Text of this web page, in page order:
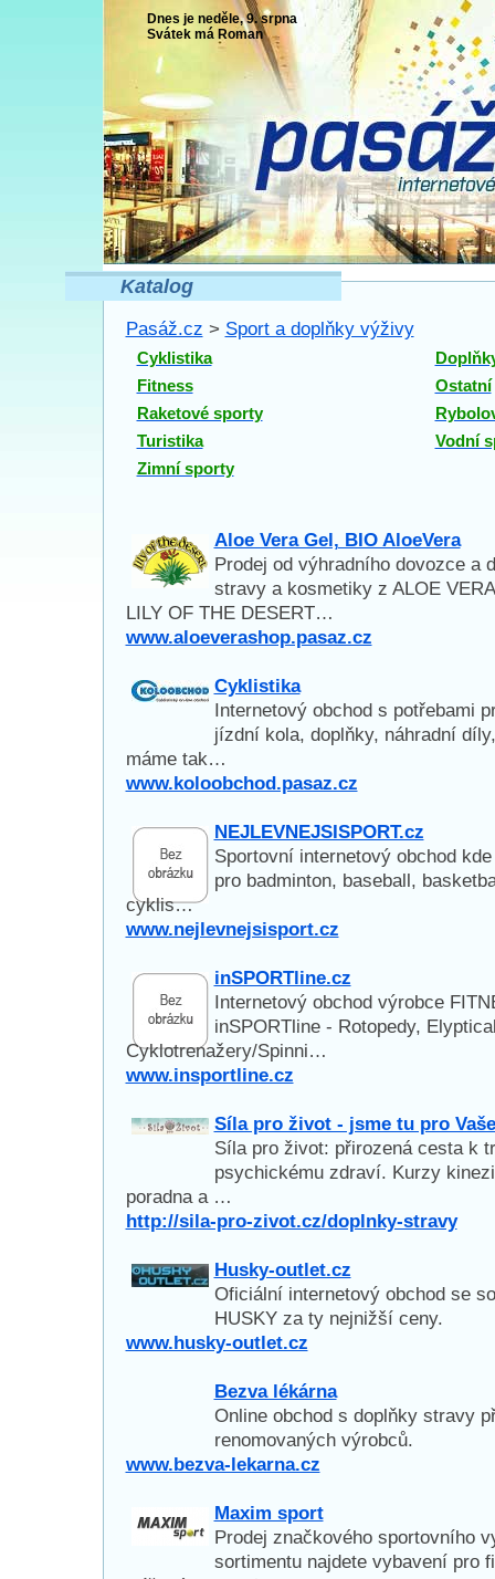
Dnes je neděle, 9. srpna
Svátek má Roman
Katalog
Pasáž.cz > Sport a doplňky výživy
Cyklistika
Fitness
Ostatní
Raketové sporty
Turistika
Vodní
Zimní sporty
Aloe Vera Gel, BIO AloeVera
Prodej od výhradního dovozce a
stravy a kosmetiky z ALOE
LILY OF THE DESERT…
www.aloeverashop.pasaz.cz
Cyklistika
Internetový obchod s potřebami
jízdní kola, doplňky, náhradní
máme tak…
www.koloobchod.pasaz.cz
NEJLEVNEJSISPORT.cz
Sportovní internetový obchod
pro badminton, baseball,
cyklis…
www.nejlevnejsisport.cz
inSPORTline.cz
Internetový obchod výrobce
inSPORTline - Rotopedy,
Cyklotrenažery/Spinni…
www.insportline.cz
Síla pro život - jsme tu pro
Síla pro život: přirozená cesta k
psychickému zdraví. Kurzy
poradna a …
http://sila-pro-zivot.cz/doplnky-stravy
Husky-outlet.cz
Oficiální internetový obchod se
HUSKY za ty nejnižší ceny.
www.husky-outlet.cz
Bezva lékárna
Online obchod s doplňky stravy
renomovaných výrobců.
www.bezva-lekarna.cz
Maxim sport
Prodej značkového sportovního
sortimentu najdete vybavení pro